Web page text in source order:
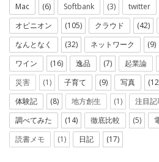
Mac
(6) Softbank (3) twitter
オピニオン
(105) クラウド (42)
なんとなく
(32) ネットワーク (9)
ワイン
(16) 逸品 (7) 起業論
災害
(1) 子育て (9) 写真
体験記
(8) 地方創生 (1) 注目記
調べてみた
(14) 徹底比較 (5)
読書メモ
(1) 日記 (17)